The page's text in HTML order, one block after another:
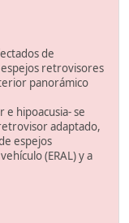
de
retrovisores
panorámico
e hipoacusia- se
adaptado,
espejos
(ERAL) y a